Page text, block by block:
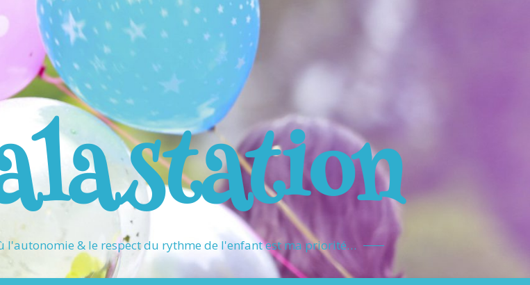
l'autonomie & le respect du rythme de l'enfant est ma priorité…